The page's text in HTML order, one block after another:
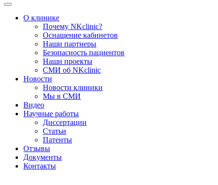
О клинике
Почему NKclinic?
Оснащение кабинетов
Наши партнеры
Безопасность пациентов
Наши проекты
СМИ об NKclinic
Новости
Новости клиники
Мы в СМИ
Видео
Научные работы
Диссертации
Статьи
Патенты
Отзывы
Документы
Контакты